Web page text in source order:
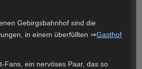
Gebirgsbahnhof sind die
in einem überfüllten ⇒Gasthof
Fans, ein nervöses Paar, das so